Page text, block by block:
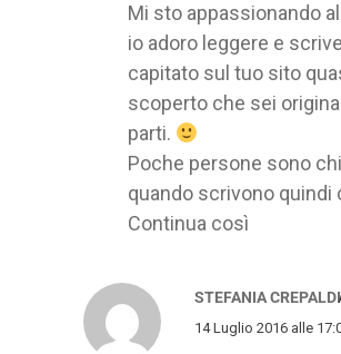
Mi sto appassionando
io adoro leggere e
capitato sul tuo sito
scoperto che sei
parti.
Poche persone sono
quando scrivono quindi
Continua così
STEFANIA CREPALDI
14 Luglio 2016 alle